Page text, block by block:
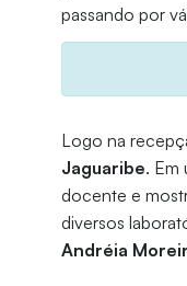
passando por
Logo na
Jaguaribe. Em
docente e
diversos
Andréia